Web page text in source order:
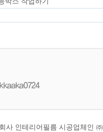
사 인테리어필름 시공업체인